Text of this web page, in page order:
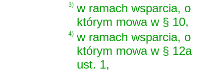
3) w ramach wsparcia, o
którym mowa w § 10,
4) w ramach wsparcia, o
którym mowa w § 12a
ust. 1,